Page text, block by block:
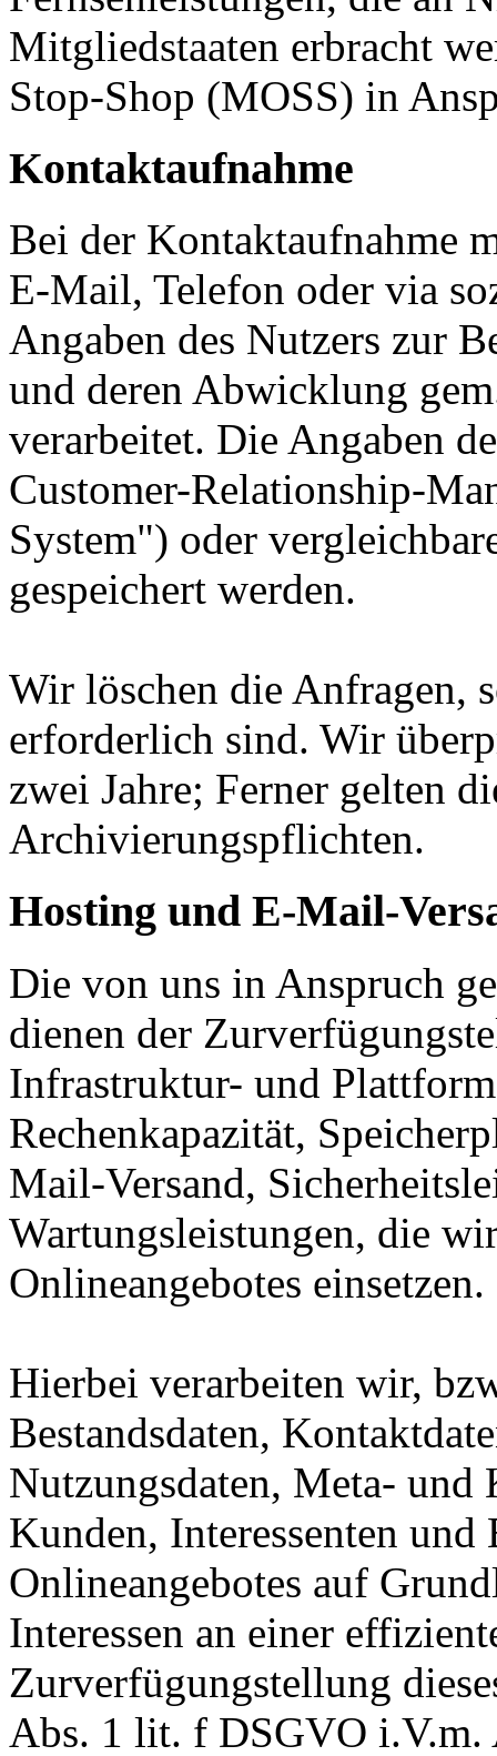
Mitgliedstaaten erbracht
Stop-Shop (MOSS) in
Kontaktaufnahme
Bei der Kontaktaufnahme
E-Mail, Telefon oder via
Angaben des Nutzers zur
und deren Abwicklung
verarbeitet. Die Angaben
Customer-Relationship-
System") oder
gespeichert werden.
Wir löschen die Anfragen,
erforderlich sind. Wir
zwei Jahre; Ferner gelten
Archivierungspflichten.
Hosting und E-Mail-
Die von uns in Anspruch
dienen der
Infrastruktur- und
Rechenkapazität,
Mail-Versand,
Wartungsleistungen, die
Onlineangebotes einsetzen.
Hierbei verarbeiten wir,
Bestandsdaten,
Nutzungsdaten, Meta-
Kunden, Interessenten und
Onlineangebotes auf
Interessen an einer
Zurverfügungstellung
Abs. 1 lit. f DSGVO i.V.m.